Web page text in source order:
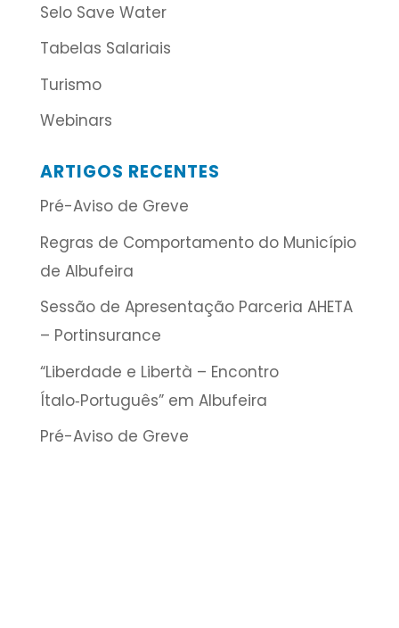
Selo Save Water
Tabelas Salariais
Turismo
Webinars
ARTIGOS RECENTES
Pré-Aviso de Greve
Regras de Comportamento do Município
de Albufeira
Sessão de Apresentação Parceria AHETA
– Portinsurance
“Liberdade e Libertà – Encontro
Ítalo‑Português” em Albufeira
Pré-Aviso de Greve